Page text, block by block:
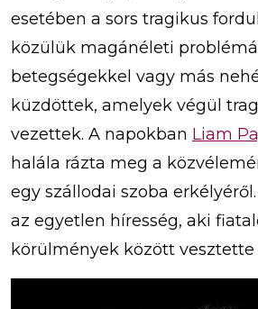
esetében a sors tragikus
közülük magánéleti
betegségekkel vagy más
küzdöttek, amelyek végül
vezettek. A napokban Liam
halála rázta meg a
egy szállodai szoba
az egyetlen híresség, aki
körülmények között vesztette